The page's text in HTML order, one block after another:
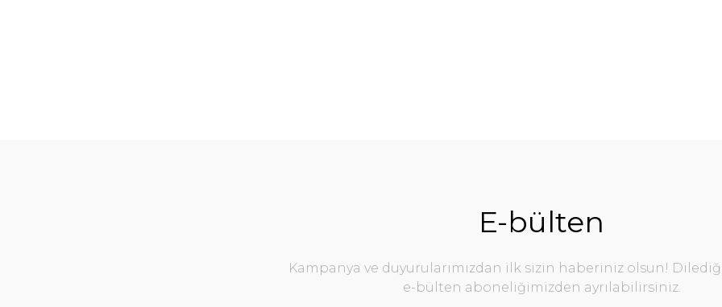
E-bülten
Kampanya ve duyurularımızdan ilk sizin haberiniz olsun!
e-bülten aboneliğimizden ayrılabilirsiniz.